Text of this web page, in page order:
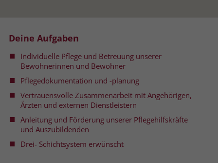
Deine Aufgaben
Individuelle Pflege und Betreuung unserer
Bewohnerinnen und Bewohner
Pflegedokumentation und -planung
Vertrauensvolle Zusammenarbeit mit Angehörigen,
Ärzten und externen Dienstleistern
Anleitung und Förderung unserer Pflegehilfskräfte
und Auszubildenden
Drei- Schichtsystem erwünscht
Name JSessionID
Anbieter jobs.stiftung-liebenau.de
Laufzeit Session
Zweck
Behält die Zustände des Benutzers bei
allen Seitenanfragen bei.
Name _gcl_aw
Anbieter
Laufzeit 90 Tage
Dieses Cookie wird gesetzt, wenn ein
User über einen Klick auf eine Google
Werbeanzeige auf die Website gelangt.
Es enthält Informationen darüber,